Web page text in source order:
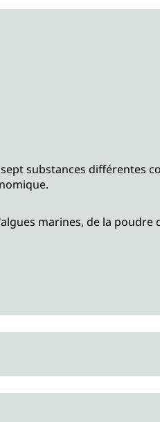
substances différentes
marines, de la poudre